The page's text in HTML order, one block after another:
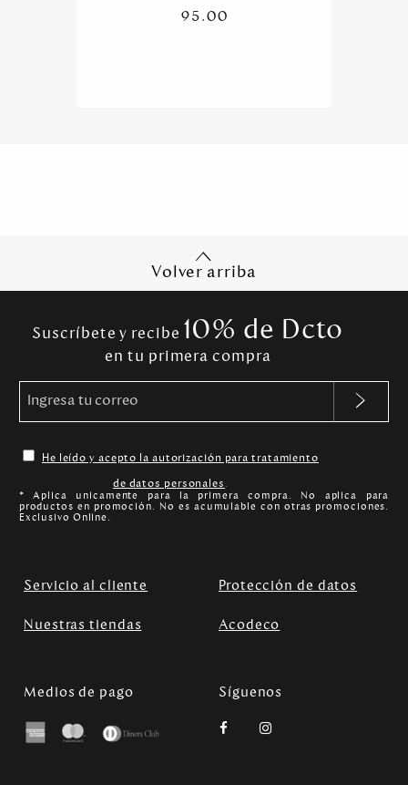
95.00
Volver arriba
Suscríbete y recibe 10% de Dcto
en tu primera compra
He leído y acepto la autorización para tratamiento
de datos personales.
* Aplica unicamente para la primera compra. No aplica para
productos en promoción. No es acumulable con otras promociones.
Exclusivo Online.
Servicio al cliente Protección de datos
Nuestras tiendas Acodeco
Medios de pago Síguenos